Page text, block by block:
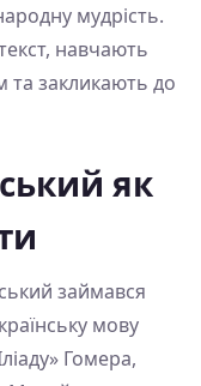
мудрість.
навчають
закликають до
як
займався
мову
Гомера,